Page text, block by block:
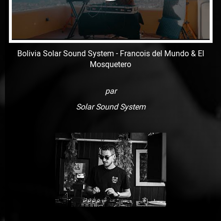
Bolivia Solar Sound System - Francois del Mundo & El
Mosquetero
par
Solar Sound System